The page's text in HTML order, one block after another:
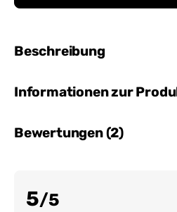
Beschreibung
Informationen zur
Bewertungen (2)
5/5